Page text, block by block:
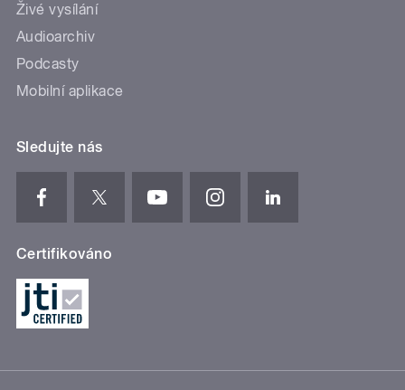
Živé vysílání
Audioarchiv
Podcasty
Mobilní aplikace
Sledujte nás
Certifikováno